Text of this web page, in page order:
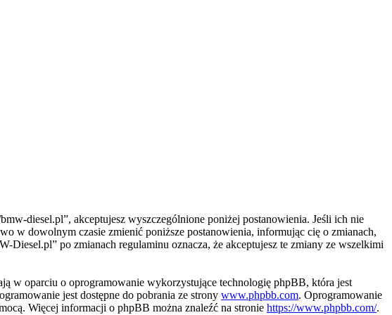
diesel.pl”, akceptujesz wyszczególnione poniżej postanowienia. Jeśli ich nie
w dowolnym czasie zmienić poniższe postanowienia, informując cię o zmianach,
po zmianach regulaminu oznacza, że akceptujesz te zmiany ze wszelkimi
w oparciu o oprogramowanie wykorzystujące technologię phpBB, która jest
jest dostępne do pobrania ze strony www.phpbb.com. Oprogramowanie
Więcej informacji o phpBB można znaleźć na stronie https://www.phpbb.com/.